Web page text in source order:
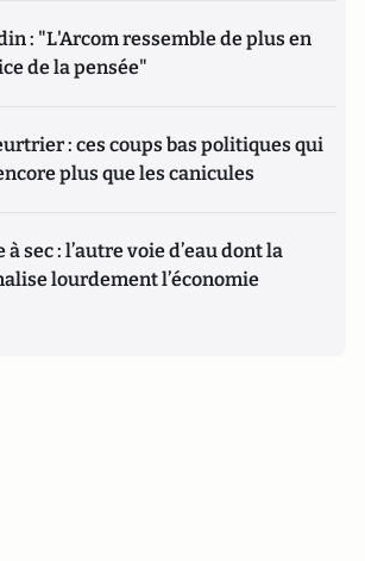
: "L'Arcom ressemble de plus en
de la pensée"
: ces coups bas politiques qui
plus que les canicules
sec : l’autre voie d’eau dont la
lourdement l’économie